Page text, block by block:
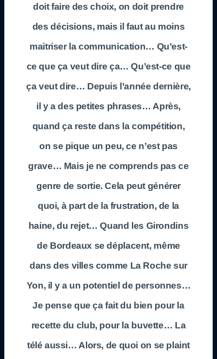
doit faire des choix, on doit prendre
des décisions, mais il faut au moins
maitriser la communication… Qu’est-
ce que ça veut dire ça… Qu’est-ce que
ça veut dire… Depuis l’année dernière,
il y a des petites phrases… Après,
quand ça reste dans la compétition,
on se pique un peu, ce n’est pas
grave… Mais je ne comprends pas ce
genre de sortie. Cela peut générer
quoi, à part de la frustration, de la
haine, du rejet… Quand les Girondins
de Bordeaux se déplacent, même
dans des villes comme La Roche sur
Yon, il y a un potentiel de personnes…
Je pense que ça fait du bien pour la
recette du club, pour la buvette… La
télé aussi… Alors, de quoi on se plaint